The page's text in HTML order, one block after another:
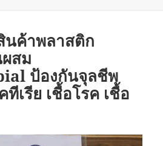
นค้าพลาสติก
สม
ป้องกันจุลชีพ
เรีย เชื้อโรค เชื้อ